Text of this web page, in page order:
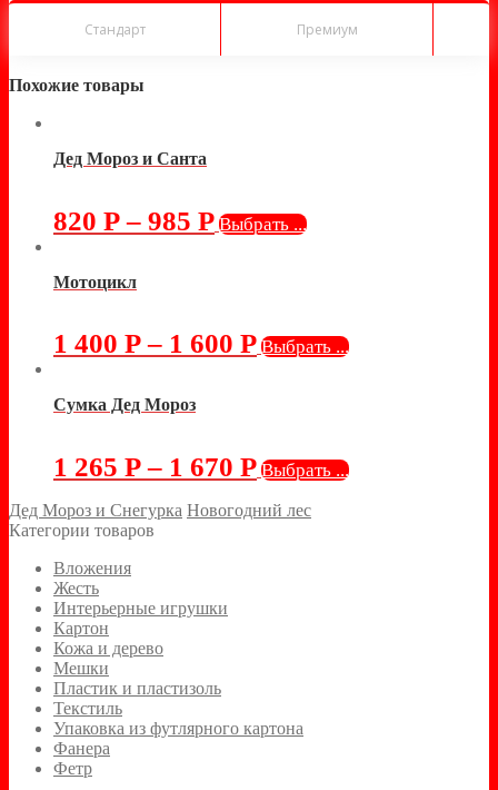
Стандарт Премиум
Похожие товары
Дед Мороз и Санта
820 Р– 985 Р Выбрать ...
Мотоцикл
1 400 Р– 1 600 Р Выбрать ...
Сумка Дед Мороз
1 265 Р– 1 670 Р Выбрать ...
Дед Мороз и Снегурка Новогодний лес
Категории товаров
Вложения
Жесть
Интерьерные игрушки
Картон
Кожа и дерево
Мешки
Пластик и пластизоль
Текстиль
Упаковка из футлярного картона
Фанера
Фетр